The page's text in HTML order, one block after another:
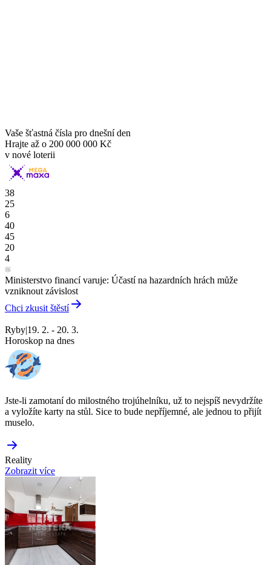
Vaše šťastná čísla pro dnešní den
Hrajte až o 200 000 000 Kč
v nové loterii
38
25
6
40
45
20
4
Ministerstvo financí varuje: Účastí na hazardních hrách může
vzniknout závislost
Chci zkusit štěstí
Ryby|19. 2. - 20. 3.
Horoskop na dnes
Jste-li zamotaní do milostného trojúhelníku, už to nejspíš nevydržíte
a vyložíte karty na stůl. Sice to bude nepříjemné, ale jednou to přijít
muselo.
Reality
Zobrazit více